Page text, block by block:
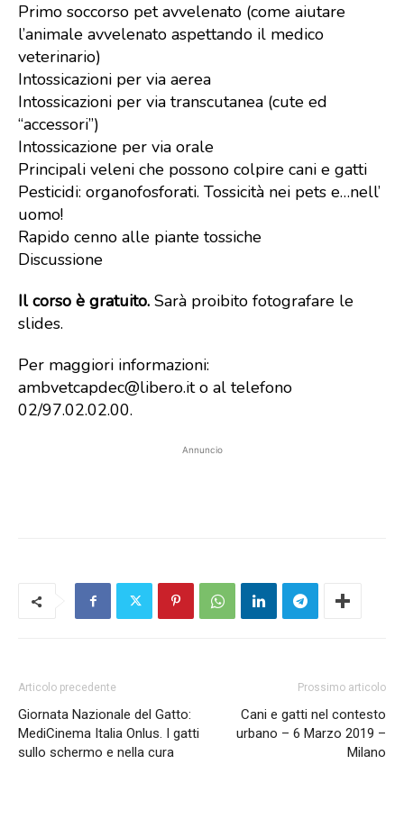
Primo soccorso pet avvelenato (come aiutare
l’animale avvelenato aspettando il medico
veterinario)
Intossicazioni per via aerea
Intossicazioni per via transcutanea (cute ed
“accessori”)
Intossicazione per via orale
Principali veleni che possono colpire cani e gatti
Pesticidi: organofosforati. Tossicità nei pets e…nell’
uomo!
Rapido cenno alle piante tossiche
Discussione
Il corso è gratuito. Sarà proibito fotografare le
slides.
Per maggiori informazioni:
ambvetcapdec@libero.it o al telefono
02/97.02.02.00.
Annuncio
Articolo precedente
Giornata Nazionale del Gatto:
MediCinema Italia Onlus. I gatti
sullo schermo e nella cura
Prossimo articolo
Cani e gatti nel contesto
urbano – 6 Marzo 2019 –
Milano